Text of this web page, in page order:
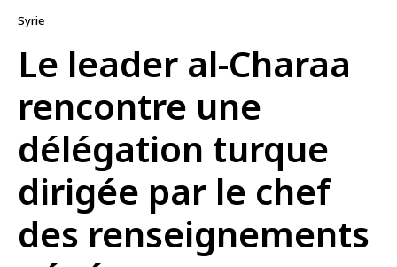
Syrie
Le leader al-Charaa
rencontre une
délégation turque
dirigée par le chef
des renseignements